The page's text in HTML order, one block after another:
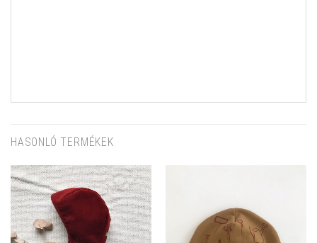
HASONLÓ TERMÉKEK